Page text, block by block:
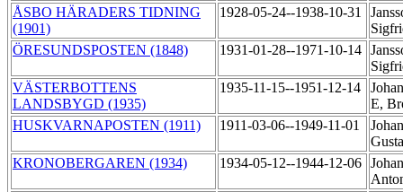
ÅSBO HÄRADERS TIDNING
(1901)
1928-05-24--1938-10-31
ÖRESUNDSPOSTEN (1848)
1931-01-28--1971-10-14
VÄSTERBOTTENS
LANDSBYGD (1935)
1935-11-15--1951-12-14
E,
HUSKVARNAPOSTEN (1911)
1911-03-06--1949-11-01
KRONOBERGAREN (1934)
1934-05-12--1944-12-06